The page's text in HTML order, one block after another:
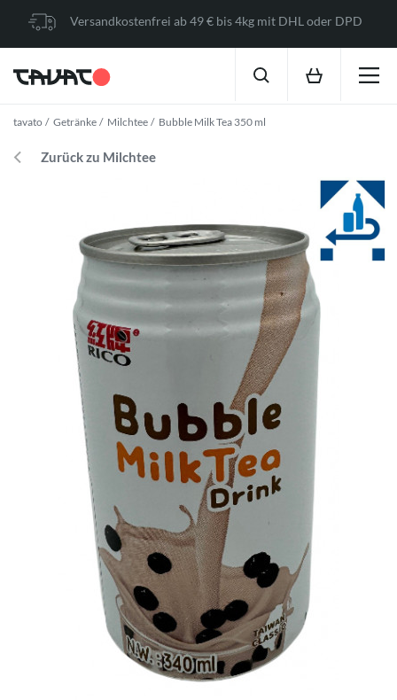
Versandkostenfrei ab 49 € bis 4kg mit DHL oder DPD
tavato Getränke Milchtee Bubble Milk Tea 350 ml
Zurück zu Milchtee